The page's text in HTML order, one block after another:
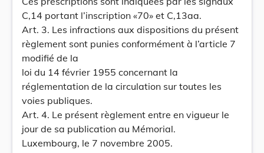
C,14 portant l’inscription «70» et C,13aa.
Art. 3. Les infractions aux dispositions du présent
règlement sont punies conformément à l’article 7
modifié de la
loi du 14 février 1955 concernant la
réglementation de la circulation sur toutes les
voies publiques.
Art. 4. Le présent règlement entre en vigueur le
jour de sa publication au Mémorial.
Luxembourg, le 7 novembre 2005.